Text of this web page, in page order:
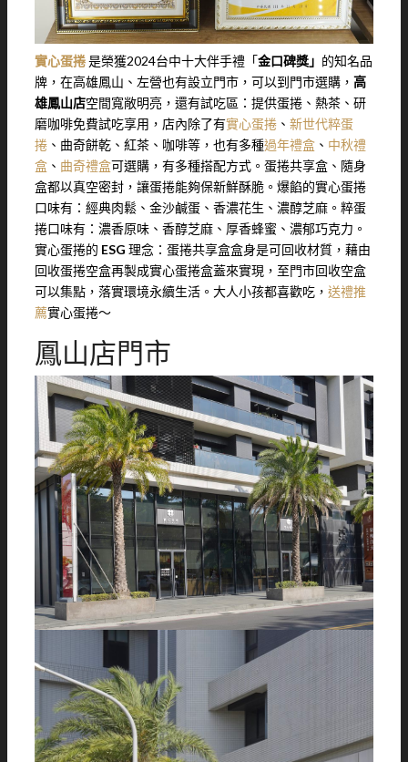
實心蛋捲是榮獲2024台中十大伴手禮「金口碑獎」 的知名品
牌，在高雄鳳山、左營也有設立門市，可以到門市選購， 高
雄鳳山店空間寬敞明亮，還有試吃區：提供蛋捲、熱茶、研
磨咖啡免費試吃享用，店內除了有實心蛋捲 、 新世代粹蛋
捲 、曲奇餅乾、紅茶、咖啡等，也有多種過年禮盒 、 中秋禮
盒 、 曲奇禮盒可選購，有多種搭配方式。蛋捲共享盒、隨身
盒都以真空密封，讓蛋捲能夠保新鮮酥脆。爆餡的實心蛋捲
口味有：經典肉鬆、金沙鹹蛋、香濃花生、濃醇芝麻。粹蛋
捲口味有：濃香原味、香醇芝麻、厚香蜂蜜、濃郁巧克力。
實心蛋捲的 ESG 理念：蛋捲共享盒盒身是可回收材質，藉由
回收蛋捲空盒再製成實心蛋捲盒蓋來實現，至門市回收空盒
可以集點，落實環境永續生活。大人小孩都喜歡吃， 送禮推
薦實心蛋捲～
鳳山店門市